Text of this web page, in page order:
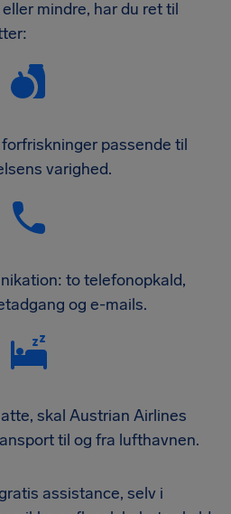
eller mindre, har du ret til
passende til
varighed.
to telefonopkald,
og e-mails.
skal Austrian Airlines
til og fra lufthavnen.
assistance, selv i